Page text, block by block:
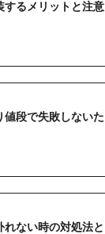
するメリットと注意
値段で失敗しないた
ない時の対処法と